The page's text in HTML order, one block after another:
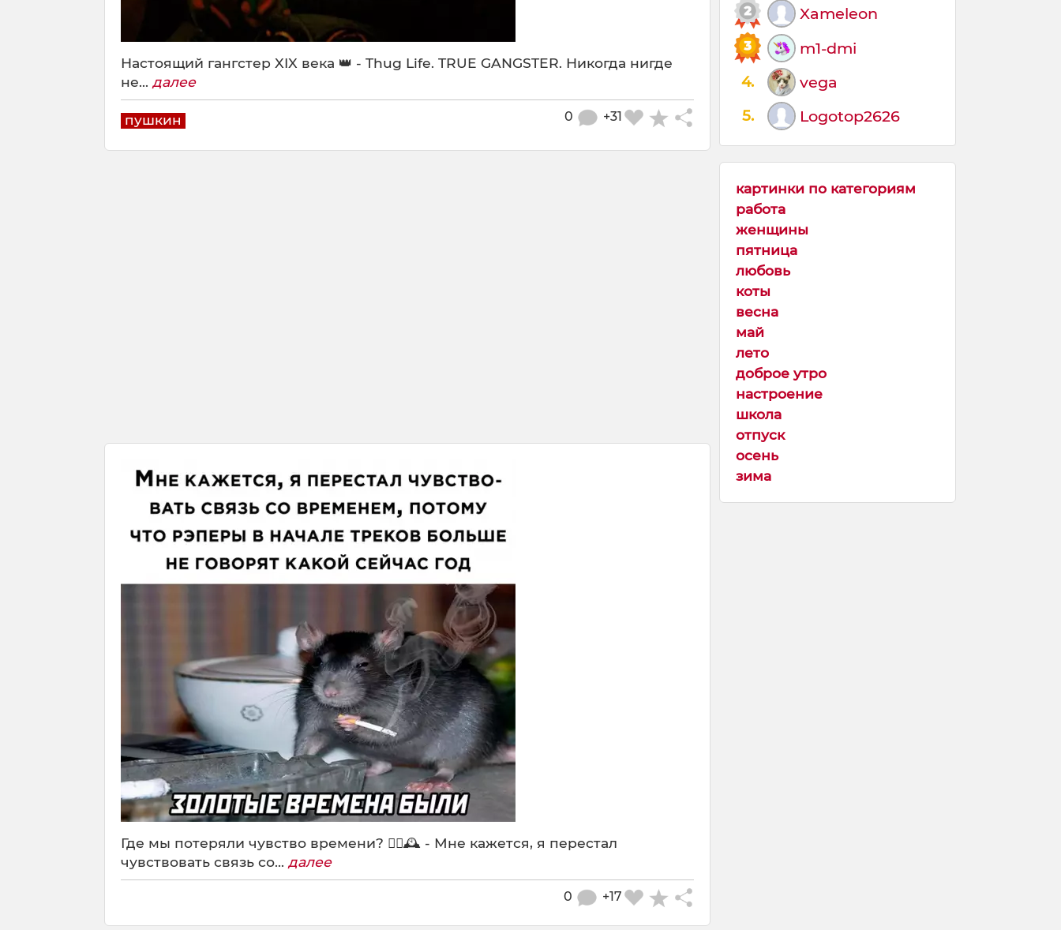
Настоящий гангстер XIX века 👑 - Thug Life. TRUE GANGSTER. Никогда нигде
не... далее
пушкин +31
0
Где мы потеряли чувство времени? 🕵️‍♂️🕰️ - Мне кажется, я перестал
чувствовать связь со... далее
+17
0
Xameleon
m1-dmi
4. vega
5. Logotop2626
картинки по категориям
работа
женщины
пятница
любовь
коты
весна
май
лето
доброе утро
настроение
школа
отпуск
осень
зима